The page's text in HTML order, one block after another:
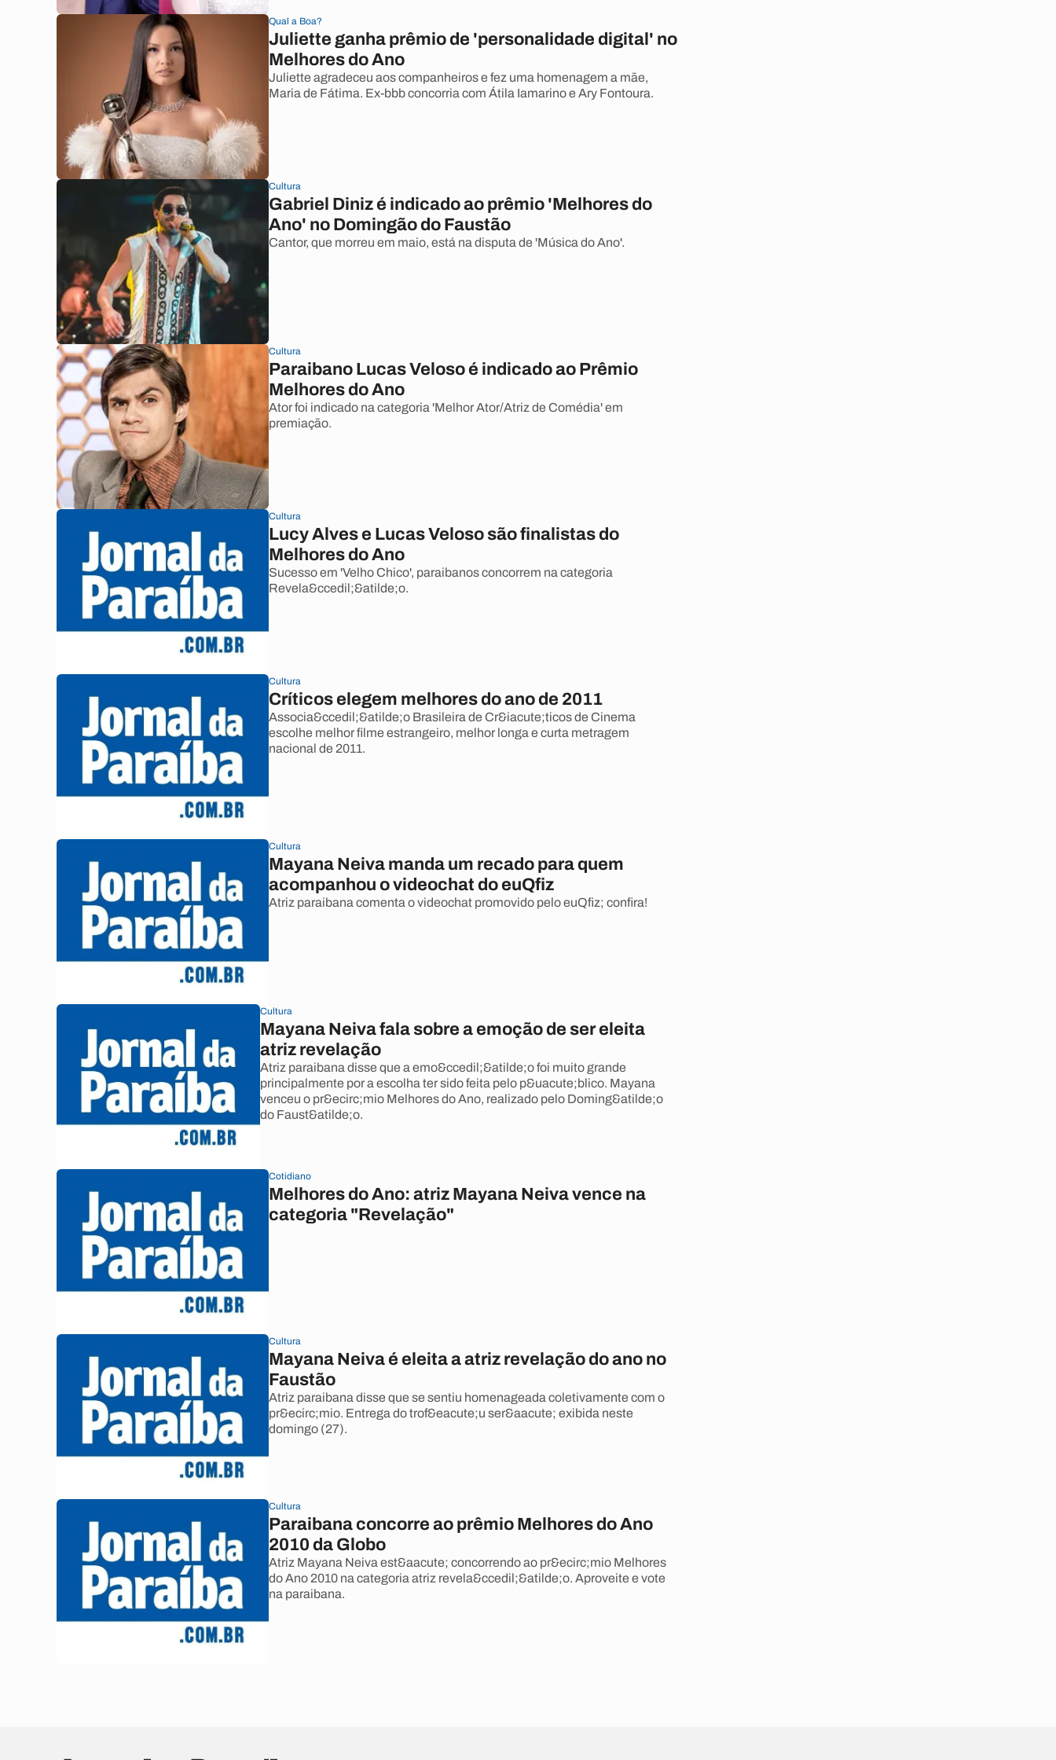
Qual a Boa?
Juliette ganha prêmio de 'personalidade digital' no
Melhores do Ano
Juliette agradeceu aos companheiros e fez uma homenagem a mãe,
Maria de Fátima. Ex-bbb concorria com Átila Iamarino e Ary Fontoura.
Cultura
Gabriel Diniz é indicado ao prêmio 'Melhores do
Ano' no Domingão do Faustão
Cantor, que morreu em maio, está na disputa de 'Música do Ano'.
Cultura
Paraibano Lucas Veloso é indicado ao Prêmio
Melhores do Ano
Ator foi indicado na categoria 'Melhor Ator/Atriz de Comédia' em
premiação.
Cultura
Lucy Alves e Lucas Veloso são finalistas do
Melhores do Ano
Sucesso em 'Velho Chico', paraibanos concorrem na categoria
Revela&ccedil;&atilde;o.
Cultura
Críticos elegem melhores do ano de 2011
Associa&ccedil;&atilde;o Brasileira de Cr&iacute;ticos de Cinema
escolhe melhor filme estrangeiro, melhor longa e curta metragem
nacional de 2011.
Cultura
Mayana Neiva manda um recado para quem
acompanhou o videochat do euQfiz
Atriz paraibana comenta o videochat promovido pelo euQfiz; confira!
Cultura
Mayana Neiva fala sobre a emoção de ser eleita
atriz revelação
Atriz paraibana disse que a emo&ccedil;&atilde;o foi muito grande
principalmente por a escolha ter sido feita pelo p&uacute;blico. Mayana
venceu o pr&ecirc;mio Melhores do Ano, realizado pelo Doming&atilde;o
do Faust&atilde;o.
Cotidiano
Melhores do Ano: atriz Mayana Neiva vence na
categoria "Revelação"
Cultura
Mayana Neiva é eleita a atriz revelação do ano no
Faustão
Atriz paraibana disse que se sentiu homenageada coletivamente com o
pr&ecirc;mio. Entrega do trof&eacute;u ser&aacute; exibida neste
domingo (27).
Cultura
Paraibana concorre ao prêmio Melhores do Ano
2010 da Globo
Atriz Mayana Neiva est&aacute; concorrendo ao pr&ecirc;mio Melhores
do Ano 2010 na categoria atriz revela&ccedil;&atilde;o. Aproveite e vote
na paraibana.